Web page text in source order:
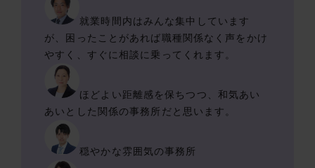
就業時間内はみんな集中しています
が、困ったことがあれば職種関係なく声をかけ
やすく、すぐに相談に乗ってくれます。
ほどよい距離感を保ちつつ、和気あい
あいとした関係の事務所だと思います。
穏やかな雰囲気の事務所